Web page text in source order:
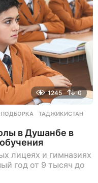
1245 0
,ПОДБОРКА ,ТАДЖИКИСТАН
в Душанбе в
лицеях и гимназиях
год от 9 тысяч до